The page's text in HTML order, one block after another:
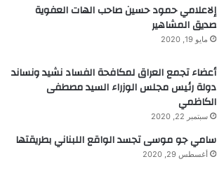
إلاعلامي حمود حسين صاحب الهات العفوية
صديق المشاهير
مايو 19, 2020
أعضاء تجمع العراق لمكافحة الفساد نشيد ونساند
دولة رئيس مجلس الوزراء السيد مصطفى
الكاظمي
سبتمبر 22, 2020
سامي جو موسى تجسد الواقع اللبناني بطريقتها
أغسطس 29, 2020